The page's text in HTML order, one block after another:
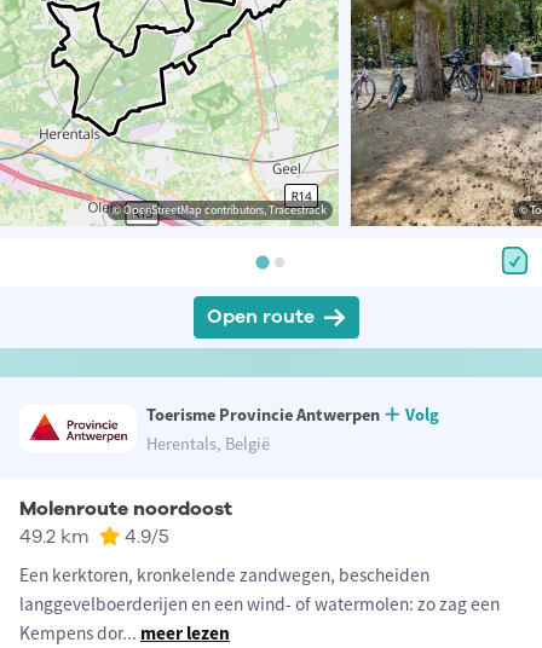
© OpenStreetMap contributors, Tracestrack ©
Open route
Toerisme Provincie Antwerpen
Volg
Herentals, België
Molenroute noordoost
49.2 km 4.9/5
Een kerktoren, kronkelende zandwegen, bescheiden
langgevelboerderijen en een wind- of watermolen: zo zag een
Kempens dor... meer lezen